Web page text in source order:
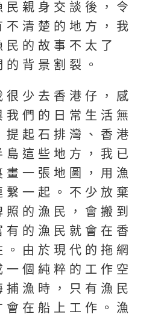
民親身交談後，令
不清楚的地方，我
的故事不太了
背景割裂。
很少去香港仔，感
我們的日常生活無
提起石排灣、香港
這些地方，我已
一張地圖，用漁
繫一起。不少放棄
的漁民，會搬到
的漁民就會在香
由於現代的拖網
個純粹的工作空
捕漁時，只有漁民
在船上工作。漁